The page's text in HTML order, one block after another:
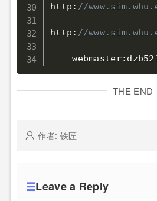
http: //
http: //
THE END
作者: 铁匠
Leave a Reply